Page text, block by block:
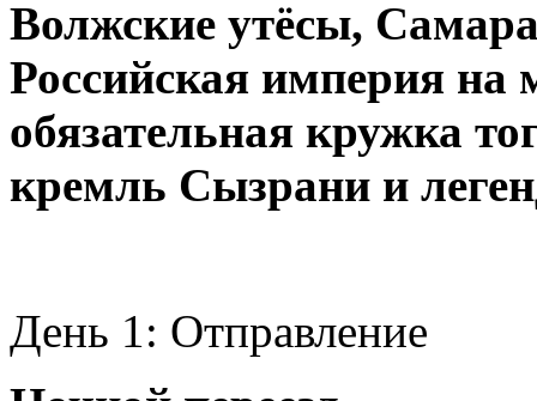
Волжские утёсы,
Российская империя на
обязательная кружка
кремль Сызрани и
День 1: Отправление